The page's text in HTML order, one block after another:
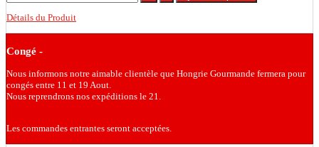
Détails du Produit
Congé -
Nous informons notre aimable clientèle que Hongrie Gourmande fermera pour
congés entre 11 et 19 Aout.
Nous reprendrons nos expéditions le 21.
Les commandes entrantes seront acceptées.